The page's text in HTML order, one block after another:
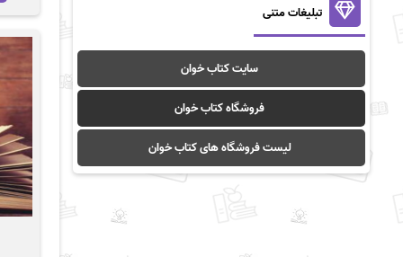
تبلیغات متنی
سایت کتاب خوان
فروشگاه کتاب خوان
لیست فروشگاه های کتاب خوان